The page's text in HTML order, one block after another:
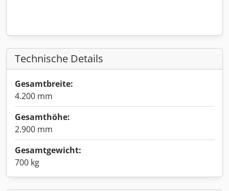
Technische Details
Gesamtbreite:
4.200 mm
Gesamthöhe:
2.900 mm
Gesamtgewicht:
700 kg